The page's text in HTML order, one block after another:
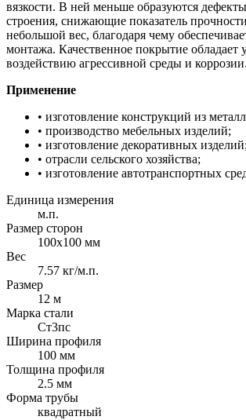
вязкости. В ней меньше образуются
строения, снижающие показатель
небольшой вес, благодаря чему
монтажа. Качественное покрытие обладает
воздействию агрессивной среды и коррозии.
Применение
• изготовление конструкций из
• производство мебельных изделий;
• изготовление декоративных
• отрасли сельского хозяйства;
• изготовление автотранспортных
Единица измерения
м.п.
Размер сторон
100х100 мм
Вес
7.57 кг/м.п.
Размер
12 м
Марка стали
Cт3пс
Ширина профиля
100 мм
Толщина профиля
2.5 мм
Форма трубы
квадратный